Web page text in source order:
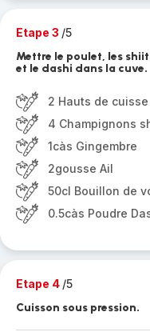
Etape 3 /5
Mettre le poulet, les
et le dashi dans la cuve.
2 Hauts de
4 Champignons
1càs Gingembre
2gousse Ail
50cl Bouillon de
0.5càs Poudre
Etape 4 /5
Cuisson sous pression.